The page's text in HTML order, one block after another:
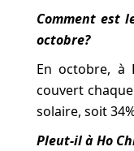
Comment est
octobre?
En octobre, à
couvert
solaire, soit
Pleut-il à Ho